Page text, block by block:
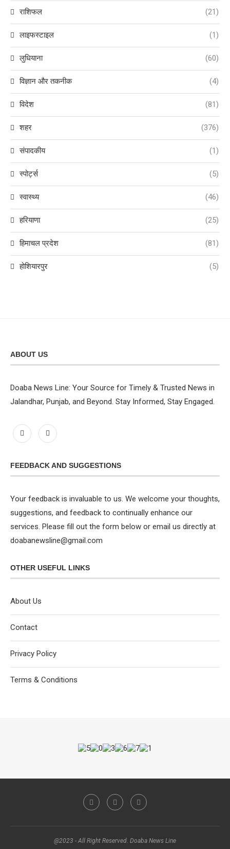
राशिफल (21)
लाइफस्टाइल (1)
लुधियाना (60)
विज्ञान और तकनीक (4)
विदेश (81)
शहर (376)
संपादकीय (1)
स्पोर्ट्स (5)
स्वास्थ्य (46)
हरियाणा (25)
हिमाचल प्रदेश (81)
होशियारपुर (5)
ABOUT US
Doaba News Line: Your Source for Timely & Trusted News in
Jalandhar, Punjab, and Beyond. Stay Informed, Stay Engaged.
FEEDBACK AND SUGGESTIONS
Your feedback is invaluable to us. We welcome your thoughts,
suggestions, and feedback to continually enhance our
services. Please fill out the form below or email us directly at
doabanewsline@gmail.com
OTHER USEFUL LINKS
About Us
Contact
Privacy Policy
Terms & Conditions
@2023 - All Right Reserved. Doaba News Line